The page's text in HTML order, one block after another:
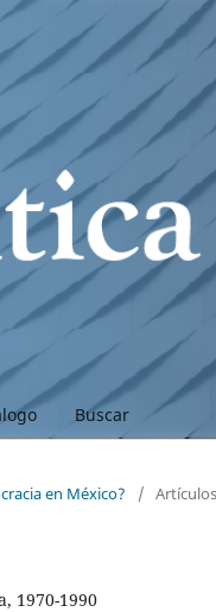
Buscar
en México? /
1970-1990